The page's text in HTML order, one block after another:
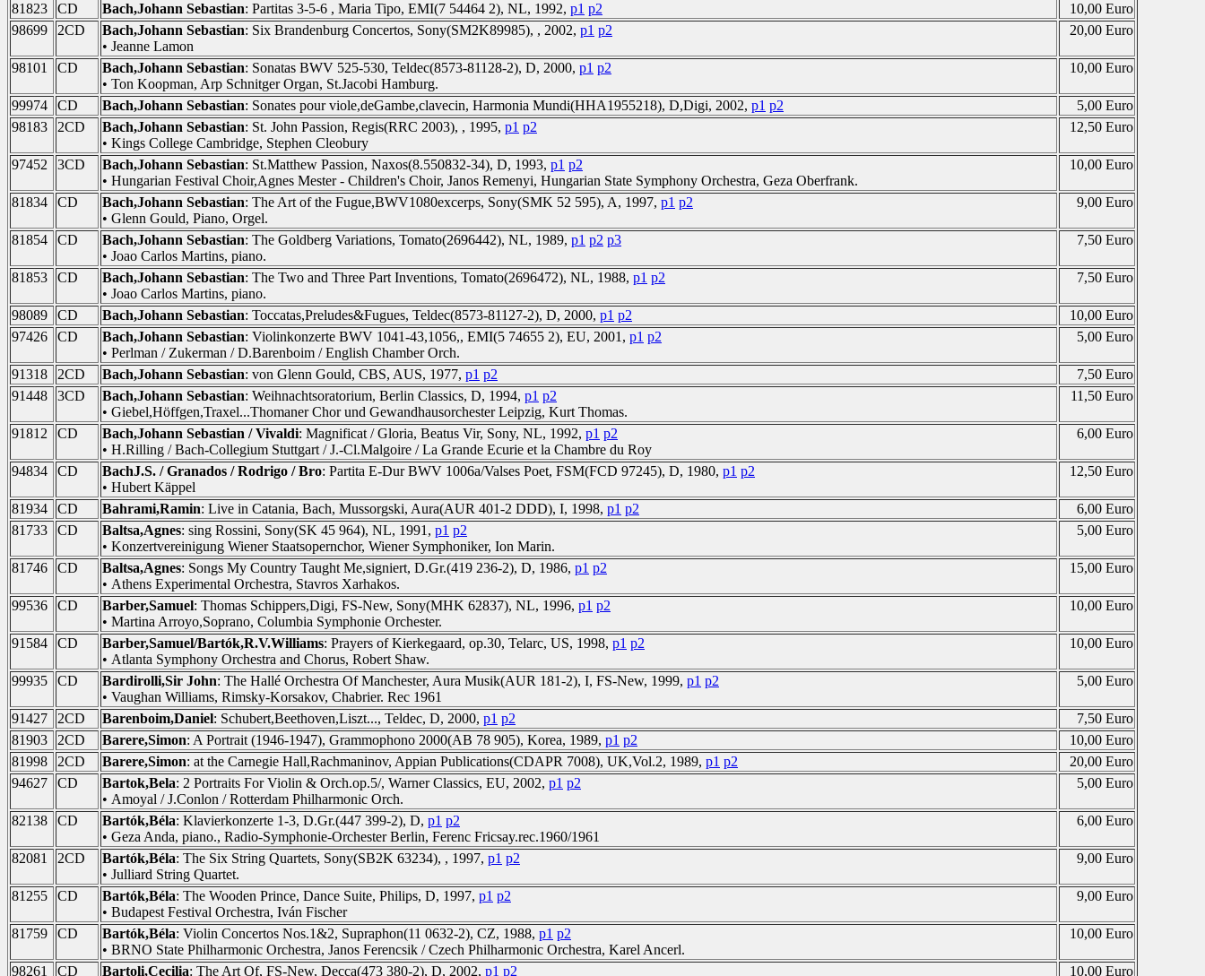
81823
CD Bach,Johann Sebastian: Partitas 3-5-6 , Maria Tipo, EMI(7 54464 2), NL, 1992, p1 p2
10,00 Euro
98699
2CD Bach,Johann Sebastian: Six Brandenburg Concertos, Sony(SM2K89985), , 2002, p1 p2
• Jeanne Lamon
20,00 Euro
98101 CD Bach,Johann Sebastian: Sonatas BWV 525-530, Teldec(8573-81128-2), D, 2000, p1 p2
• Ton Koopman, Arp Schnitger Organ, St.Jacobi Hamburg.
10,00 Euro
99974 CD Bach,Johann Sebastian: Sonates pour viole,deGambe,clavecin, Harmonia Mundi(HHA1955218), D,Digi, 2002, p1 p2
5,00 Euro
98183
2CD Bach,Johann Sebastian: St. John Passion, Regis(RRC 2003), , 1995, p1 p2
• Kings College Cambridge, Stephen Cleobury
12,50 Euro
97452 3CD Bach,Johann Sebastian: St.Matthew Passion, Naxos(8.550832-34), D, 1993, p1 p2
• Hungarian Festival Choir,Agnes Mester - Children's Choir, Janos Remenyi, Hungarian State Symphony Orchestra, Geza Oberfrank.
10,00 Euro
81834 CD Bach,Johann Sebastian: The Art of the Fugue,BWV1080excerps, Sony(SMK 52 595), A, 1997, p1 p2
• Glenn Gould, Piano, Orgel.
9,00 Euro
81854 CD Bach,Johann Sebastian: The Goldberg Variations, Tomato(2696442), NL, 1989, p1 p2 p3
• Joao Carlos Martins, piano.
7,50 Euro
81853 CD Bach,Johann Sebastian: The Two and Three Part Inventions, Tomato(2696472), NL, 1988, p1 p2
• Joao Carlos Martins, piano.
7,50 Euro
98089 CD Bach,Johann Sebastian: Toccatas,Preludes&Fugues, Teldec(8573-81127-2), D, 2000, p1 p2
10,00 Euro
97426
CD Bach,Johann Sebastian: Violinkonzerte BWV 1041-43,1056,, EMI(5 74655 2), EU, 2001, p1 p2
• Perlman / Zukerman / D.Barenboim / English Chamber Orch.
5,00 Euro
91318 2CD Bach,Johann Sebastian: von Glenn Gould, CBS, AUS, 1977, p1 p2
7,50 Euro
91448
3CD Bach,Johann Sebastian: Weihnachtsoratorium, Berlin Classics, D, 1994, p1 p2
• Giebel,Höffgen,Traxel...Thomaner Chor und Gewandhausorchester Leipzig, Kurt Thomas.
11,50 Euro
91812 CD Bach,Johann Sebastian / Vivaldi: Magnificat / Gloria, Beatus Vir, Sony, NL, 1992, p1 p2
• H.Rilling / Bach-Collegium Stuttgart / J.-Cl.Malgoire / La Grande Ecurie et la Chambre du Roy
6,00 Euro
94834 CD BachJ.S. / Granados / Rodrigo / Bro: Partita E-Dur BWV 1006a/Valses Poet, FSM(FCD 97245), D, 1980, p1 p2
• Hubert Käppel
12,50 Euro
81934 CD Bahrami,Ramin: Live in Catania, Bach, Mussorgski, Aura(AUR 401-2 DDD), I, 1998, p1 p2
6,00 Euro
81733
CD Baltsa,Agnes: sing Rossini, Sony(SK 45 964), NL, 1991, p1 p2
• Konzertvereinigung Wiener Staatsopernchor, Wiener Symphoniker, Ion Marin.
5,00 Euro
81746 CD Baltsa,Agnes: Songs My Country Taught Me,signiert, D.Gr.(419 236-2), D, 1986, p1 p2
• Athens Experimental Orchestra, Stavros Xarhakos.
15,00 Euro
99536 CD Barber,Samuel: Thomas Schippers,Digi, FS-New, Sony(MHK 62837), NL, 1996, p1 p2
• Martina Arroyo,Soprano, Columbia Symphonie Orchester.
10,00 Euro
91584 CD Barber,Samuel/Bartók,R.V.Williams: Prayers of Kierkegaard, op.30, Telarc, US, 1998, p1 p2
• Atlanta Symphony Orchestra and Chorus, Robert Shaw.
10,00 Euro
99935 CD Bardirolli,Sir John: The Hallé Orchestra Of Manchester, Aura Musik(AUR 181-2), I, FS-New, 1999, p1 p2
• Vaughan Williams, Rimsky-Korsakov, Chabrier. Rec 1961
5,00 Euro
91427 2CD Barenboim,Daniel: Schubert,Beethoven,Liszt..., Teldec, D, 2000, p1 p2
7,50 Euro
81903
2CD Barere,Simon: A Portrait (1946-1947), Grammophono 2000(AB 78 905), Korea, 1989, p1 p2
10,00 Euro
81998
2CD Barere,Simon: at the Carnegie Hall,Rachmaninov, Appian Publications(CDAPR 7008), UK,Vol.2, 1989, p1 p2
20,00 Euro
94627
CD Bartok,Bela: 2 Portraits For Violin & Orch.op.5/, Warner Classics, EU, 2002, p1 p2
• Amoyal / J.Conlon / Rotterdam Philharmonic Orch.
5,00 Euro
82138 CD Bartók,Béla: Klavierkonzerte 1-3, D.Gr.(447 399-2), D, p1 p2
• Geza Anda, piano., Radio-Symphonie-Orchester Berlin, Ferenc Fricsay.rec.1960/1961
6,00 Euro
82081 2CD Bartók,Béla: The Six String Quartets, Sony(SB2K 63234), , 1997, p1 p2
• Julliard String Quartet.
9,00 Euro
81255 CD Bartók,Béla: The Wooden Prince, Dance Suite, Philips, D, 1997, p1 p2
• Budapest Festival Orchestra, Iván Fischer
9,00 Euro
81759 CD Bartók,Béla: Violin Concertos Nos.1&2, Supraphon(11 0632-2), CZ, 1988, p1 p2
• BRNO State Philharmonic Orchestra, Janos Ferencsik / Czech Philharmonic Orchestra, Karel Ancerl.
10,00 Euro
98261 CD Bartoli,Cecilia: The Art Of, FS-New, Decca(473 380-2), D, 2002, p1 p2 10,00 Euro